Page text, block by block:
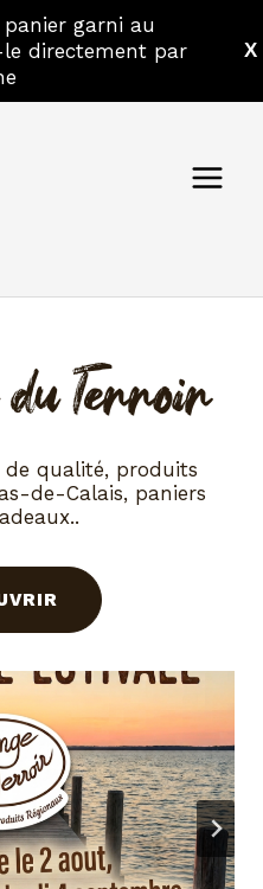
X
garni au
directement par
Terroir
qualité, produits
de-Calais, paniers